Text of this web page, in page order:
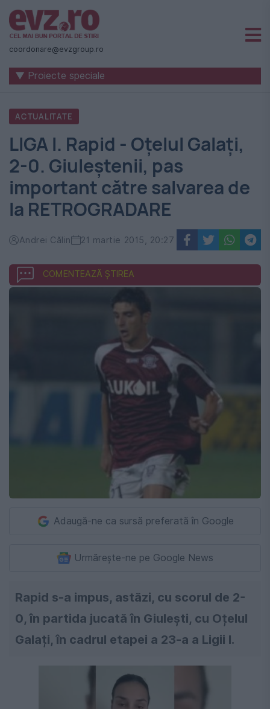
Știri
naționale
internaționale
România
-
Evenimentul
Zilei
coordonare@evzgroup.ro
▼ Proiecte speciale
ACTUALITATE
LIGA I. Rapid - Oțelul Galați,
2-0. Giuleștenii, pas
important către salvarea de
la RETROGRADARE
Andrei Călin 21 martie 2015, 20:27
COMENTEAZĂ ȘTIREA
Adaugă-ne ca sursă preferată în Google
Urmărește-ne pe Google News
Rapid s-a impus, astăzi, cu scorul de 2-
0, în partida jucată în Giulești, cu Oțelul
Galați, în cadrul etapei a 23-a a Ligii I.